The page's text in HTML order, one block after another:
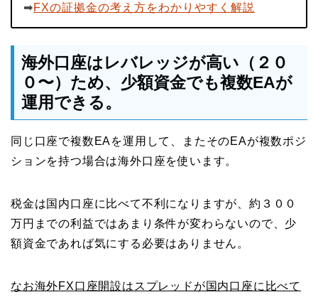
➡︎FXの証拠金の考え方をわかりやすく解説
海外口座はレバレッジが高い（２０
０〜）ため、少額資金でも複数EAが
運用できる。
同じ口座で複数EAを運用して、またそのEAが複数ポジ
ションを持つ場合は海外口座を使います。
税金は国内口座に比べて不利になりますが、約３００
万円までの利益ではあまり条件が変わらないので、少
額資金であれば気にする必要はありません。
なお海外FX口座開設はスプレッドが国内口座に比べて